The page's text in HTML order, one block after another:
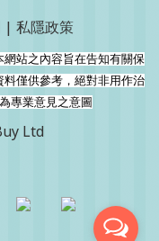
| 私隱政策
站之內容旨在告知有關保
僅供參考，絕對非用作治
專業意見之意圖
Ltd